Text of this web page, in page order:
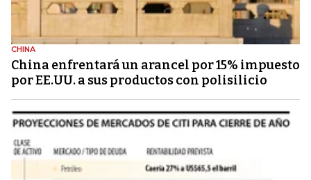
CHINA
China enfrentará un arancel por 15% impuesto
por EE.UU. a sus productos con polisilicio